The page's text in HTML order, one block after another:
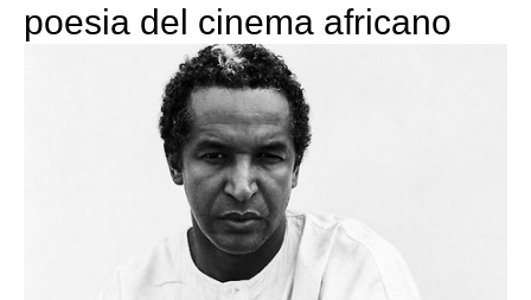
poesia del cinema africano